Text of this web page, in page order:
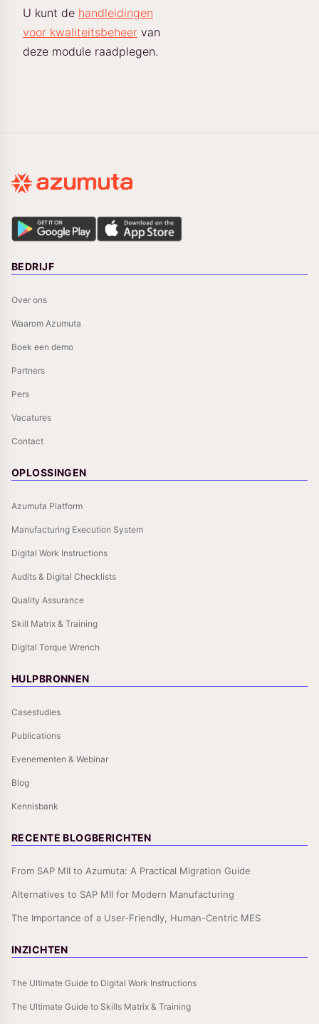
U kunt de handleidingen
voor kwaliteitsbeheer van
deze module raadplegen.
BEDRIJF
Over ons
Waarom Azumuta
Boek een demo
Partners
Pers
Vacatures
Contact
OPLOSSINGEN
Azumuta Platform
Manufacturing Execution System
Digital Work Instructions
Audits & Digital Checklists
Quality Assurance
Skill Matrix & Training
Digital Torque Wrench
HULPBRONNEN
Casestudies
Publications
Evenementen & Webinar
Blog
Kennisbank
RECENTE BLOGBERICHTEN
From SAP MII to Azumuta: A Practical Migration Guide
Alternatives to SAP MII for Modern Manufacturing
The Importance of a User-Friendly, Human-Centric MES
INZICHTEN
The Ultimate Guide to Digital Work Instructions
The Ultimate Guide to Skills Matrix & Training